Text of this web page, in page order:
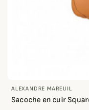
ALEXANDRE MAREUIL
Sacoche en cuir